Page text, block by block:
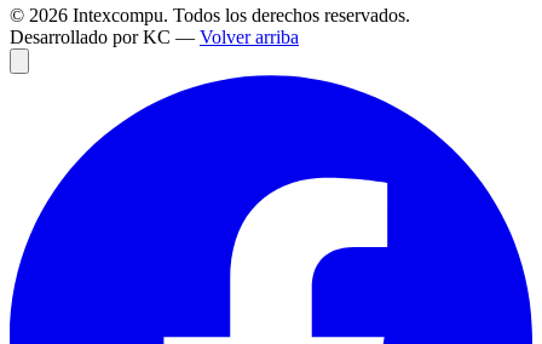
© 2026 Intexcompu. Todos los derechos reservados.
Desarrollado por KC — Volver arriba